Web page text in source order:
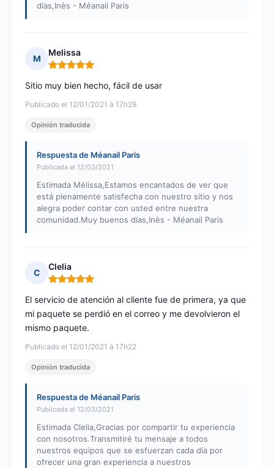
días,Inès - Méanail Paris
M
Melissa
Nota: 5 de 5
Publicado el 12/01/2021 à 17h29
Sitio muy bien hecho, fácil de usar
Opinión traducida
Respuesta de Méanail Paris
Publicada el 12/03/2021
Estimada Mélissa,Estamos encantados de ver que
está plenamente satisfecha con nuestro sitio y nos
alegra poder contar con usted entre nuestra
comunidad.Muy buenos días,Inès - Méanail Paris
C
Clelia
Nota: 5 de 5
Publicado el 12/01/2021 à 17h22
El servicio de atención al cliente fue de primera, ya que
mi paquete se perdió en el correo y me devolvieron el
mismo paquete.
Opinión traducida
Respuesta de Méanail Paris
Publicada el 12/03/2021
Estimada Clelia,Gracias por compartir tu experiencia
con nosotros.Transmitiré tu mensaje a todos
nuestros equipos que se esfuerzan cada día por
ofrecer una gran experiencia a nuestros